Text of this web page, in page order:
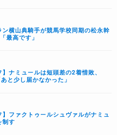
ン横山典騎手が競馬学校同期の松永幹
最高です」
】ナミュールは短頭差の2着惜敗、
と少し届かなかった」
】ファクトゥールシュヴァルがナミュ
制す